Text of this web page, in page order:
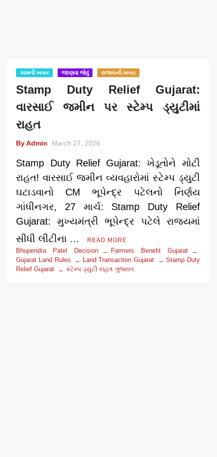
કામની ખબર જાણવા જેવું રાજ્યની ખબર
Stamp Duty Relief Gujarat:
વારસાઈ જમીન પર સ્ટેમ્પ ડ્યુટીમાં
રાહત
By Admin March 27, 2026
Stamp Duty Relief Gujarat: ખેડૂતોને મોટી
રાહત! વારસાઈ જમીન વ્યવહારોમાં સ્ટેમ્પ ડ્યુટી
ઘટાડવાનો CM ભૂપેન્દ્ર પટેલનો નિર્ણય
ગાંધીનગર, 27 માર્ચ: Stamp Duty Relief
Gujarat: મુખ્યમંત્રી ભૂપેન્દ્ર પટેલે રાજ્યમાં
સીધી લીટીના …
READ MORE
Bhupendra Patel Decision
Farmers Benefit Gujarat
Gujarat Land Rules
Land Transaction Gujarat
Stamp Duty
Relief Gujarat
સ્ટેમ્પ ડ્યુટી રાહત ગુજરાત